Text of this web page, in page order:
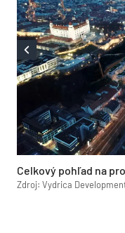
Celkový pohľad na
Zdroj: Vydrica